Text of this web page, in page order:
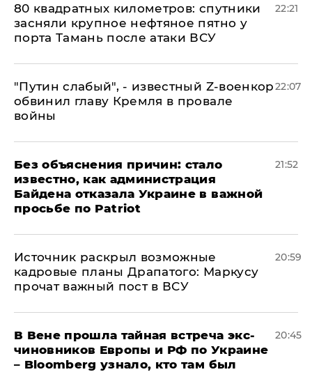
80 квадратных километров: спутники
засняли крупное нефтяное пятно у
порта Тамань после атаки ВСУ
22:21
​"Путин слабый", - известный Z-военкор
обвинил главу Кремля в провале
войны
22:07
Без объяснения причин: стало
известно, как администрация
Байдена отказала Украине в важной
просьбе по Patriot
21:52
​Источник раскрыл возможные
кадровые планы Драпатого: Маркусу
прочат важный пост в ВСУ
20:59
В Вене прошла тайная встреча экс-
чиновников Европы и РФ по Украине
– Bloomberg узнало, кто там был
20:45